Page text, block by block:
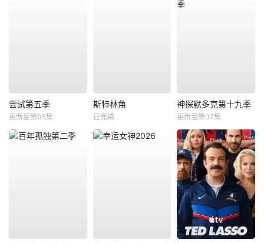
尝试第五季
更新至第05集
斯特林角
已完结
神探默多克第十九季
更新至第07集